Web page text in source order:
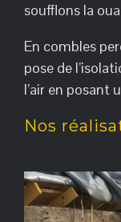
soufflons la
En combles
pose de
l’air en posant
Nos